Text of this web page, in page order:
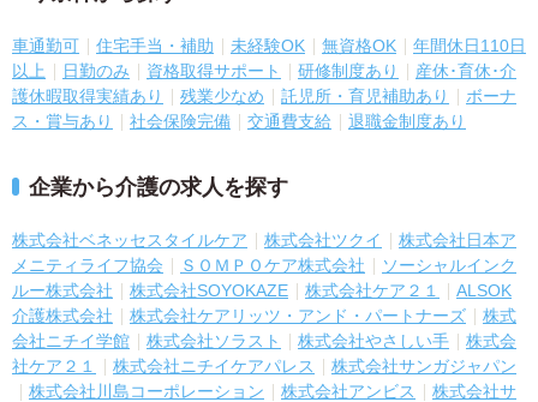
車通勤可 住宅手当・補助 未経験OK 無資格OK
年間休日110日
以上
日勤のみ 資格取得サポート 研修制度あり
産休･育休･介
護休暇取得実績あり
残業少なめ 託児所・育児補助あり
ボーナ
ス・賞与あり
社会保険完備 交通費支給 退職金制度あり
企業から介護の求人を探す
株式会社ベネッセスタイルケア 株式会社ツクイ
株式会社日本ア
メニティライフ協会
ＳＯＭＰＯケア株式会社
ソーシャルインク
ルー株式会社
株式会社SOYOKAZE 株式会社ケア２１
ALSOK
介護株式会社
株式会社ケアリッツ・アンド・パートナーズ
株式
会社ニチイ学館
株式会社ソラスト 株式会社やさしい手
株式会
社ケア２１
株式会社ニチイケアパレス
株式会社サンガジャパン
株式会社川島コーポレーション
株式会社アンビス
株式会社サ